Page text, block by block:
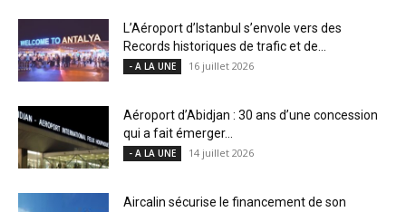
L’Aéroport d’Istanbul s’envole vers des
Records historiques de trafic et de...
- A LA UNE 16 juillet 2026
Aéroport d’Abidjan : 30 ans d’une concession
qui a fait émerger...
- A LA UNE 14 juillet 2026
Aircalin sécurise le financement de son